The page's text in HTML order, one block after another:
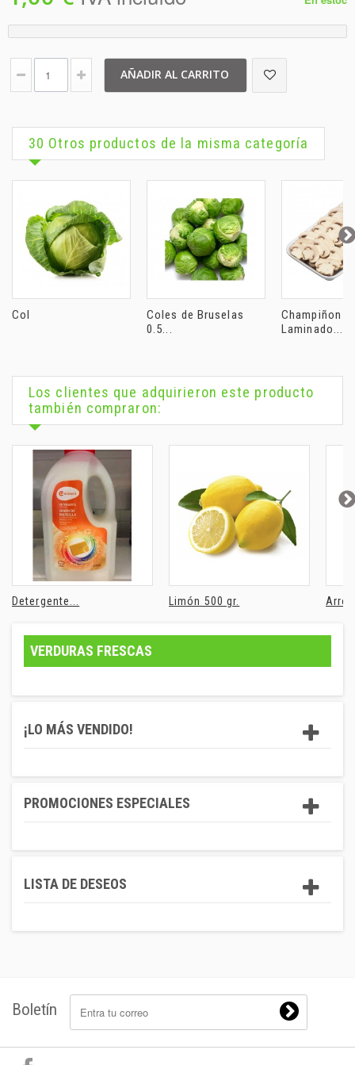
AÑADIR AL CARRITO
30 Otros productos de la misma categoría
Col
Coles de Bruselas
0.5...
Champiñon
Laminado...
Los clientes que adquirieron este producto
también compraron:
Detergente... Limón 500 gr.
VERDURAS FRESCAS
¡LO MÁS VENDIDO!
PROMOCIONES ESPECIALES
LISTA DE DESEOS
Boletín